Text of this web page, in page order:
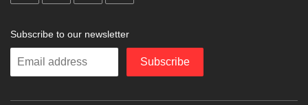
Subscribe to our newsletter
Enter
Subscribe